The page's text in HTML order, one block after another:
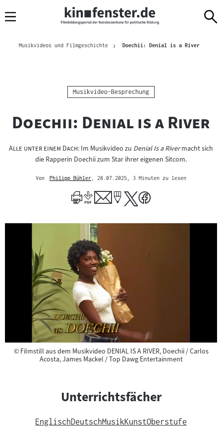
Navigation
zum
zur
Brotkrümelnavigation
Musikvideos und Filmgeschichte Doechii: Denial is a RiverAktuelle
Kategorie:
Musikvideo-Besprechung
"
Doechii: Denial is a River
"
Alle unter einem Dach": Im Musikvideo zu Denial Is a Rivermacht sich
die Rapperin Doechii zum Star ihrer eigenen Sitcom.
Von
Philipp Bühler
zum
Author
, 28.07.2025 , 3 Minuten zu lesen
©Copyright
Filmstill aus dem Musikvideo DENIAL IS A RIVER, Doechii / Carlos
Acosta, James Mackel / Top Dawg Entertainment
Unterrichtsfächer
EnglischDeutschMusikKunstOberstufe